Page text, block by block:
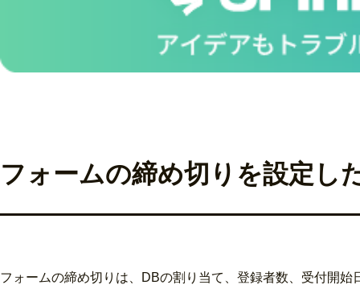
フォームの締め切りを設定し
フォームの締め切りは、DBの割り当て、登録者数、受付開